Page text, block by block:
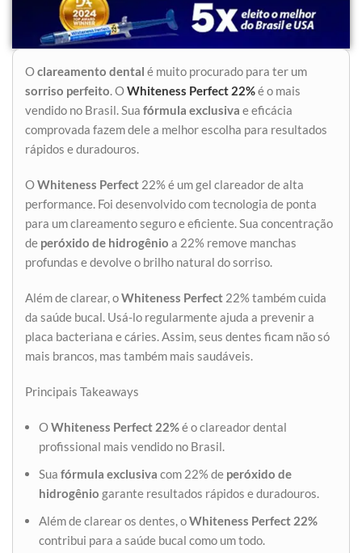
Oclareamento dental é muito procurado para ter um
sorriso perfeito. OWhiteness Perfect 22%é o mais
vendido no Brasil. Sua fórmula exclusiva e eficácia
comprovada fazem dele a melhor escolha para resultados
rápidos e duradouros.
OWhiteness Perfect 22% é um gel clareador de alta
performance. Foi desenvolvido com tecnologia de ponta
para um clareamento seguro e eficiente. Sua concentração
de peróxido de hidrogênio a 22% remove manchas
profundas e devolve o brilho natural do sorriso.
Além de clarear, oWhiteness Perfect 22% também cuida
da saúde bucal. Usá-lo regularmente ajuda a prevenir a
placa bacteriana e cáries. Assim, seus dentes ficam não só
mais brancos, mas também mais saudáveis.
Principais Takeaways
OWhiteness Perfect 22%é o clareador dental
profissional mais vendido no Brasil.
Sua fórmula exclusiva com 22% de peróxido de
hidrogênio garante resultados rápidos e duradouros.
Além de clarear os dentes, oWhiteness Perfect 22%
contribui para a saúde bucal como um todo.